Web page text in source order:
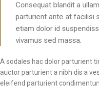
Consequat blandit a
parturient ante at facilisi
etiam dolor id
vivamus sed massa.
A sodales hac dolor parturient
auctor parturient a nibh dis a
eleifend parturient